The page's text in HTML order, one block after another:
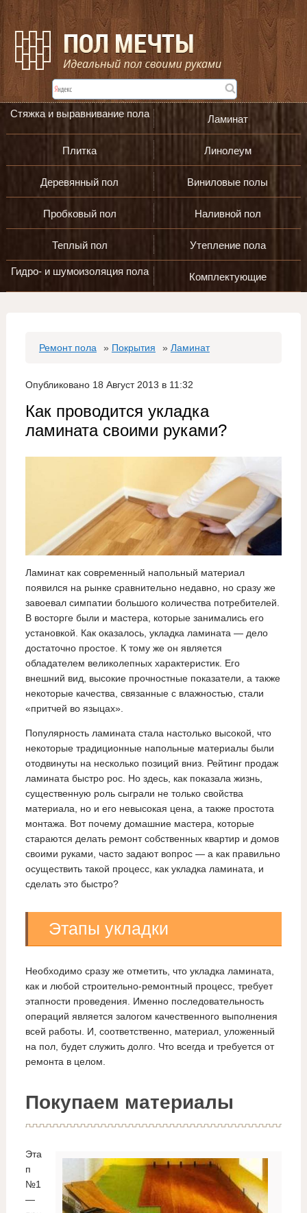
Стяжка и выравнивание пола Ламинат
Плитка Линолеум
Деревянный пол Виниловые полы
Пробковый пол Наливной пол
Теплый пол Утепление пола
Гидро- и шумоизоляция пола Комплектующие
Ремонт пола » Покрытия » Ламинат
Опубликовано 18 Август 2013 в 11:32
Как проводится укладка
ламината своими руками?
Ламинат как современный напольный материал
появился на рынке сравнительно недавно, но сразу же
завоевал симпатии большого количества потребителей.
В восторге были и мастера, которые занимались его
установкой. Как оказалось, укладка ламината — дело
достаточно простое. К тому же он является
обладателем великолепных характеристик. Его
внешний вид, высокие прочностные показатели, а также
некоторые качества, связанные с влажностью, стали
«притчей во языцах».
Популярность ламината стала настолько высокой, что
некоторые традиционные напольные материалы были
отодвинуты на несколько позиций вниз. Рейтинг продаж
ламината быстро рос. Но здесь, как показала жизнь,
существенную роль сыграли не только свойства
материала, но и его невысокая цена, а также простота
монтажа. Вот почему домашние мастера, которые
стараются делать ремонт собственных квартир и домов
своими руками, часто задают вопрос — а как правильно
осуществить такой процесс, как укладка ламината, и
сделать это быстро?
Этапы укладки
Необходимо сразу же отметить, что укладка ламината,
как и любой строительно-ремонтный процесс, требует
этапности проведения. Именно последовательность
операций является залогом качественного выполнения
всей работы. И, соответственно, материал, уложенный
на пол, будет служить долго. Что всегда и требуется от
ремонта в целом.
Покупаем материалы
Эта
п
№1
—